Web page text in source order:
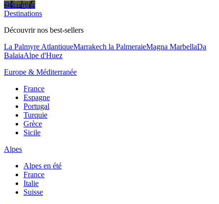
Découvrir
Destinations
Découvrir nos best-sellers
La Palmyre AtlantiqueMarrakech la PalmeraieMagna MarbellaDa
BalaiaAlpe d'Huez
Europe & Méditerranée
France
Espagne
Portugal
Turquie
Grèce
Sicile
Alpes
Alpes en été
France
Italie
Suisse